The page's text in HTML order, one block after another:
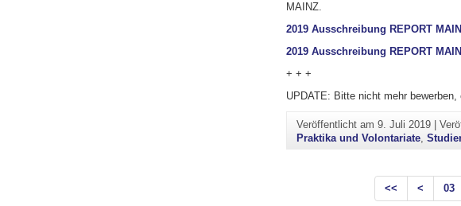
MAINZ.
2019 Ausschreibung REPORT
2019 Ausschreibung REPORT
+ + +
UPDATE: Bitte nicht mehr
Veröffentlicht am9. Juli 2019 |
Praktika und Volontariate ,
<< < 03